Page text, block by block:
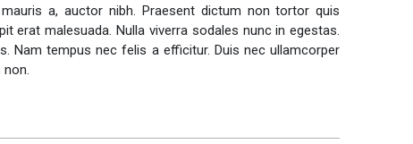
a, auctor nibh. Praesent dictum non tortor quis
erat malesuada. Nulla viverra sodales nunc in egestas.
Nam tempus nec felis a efficitur. Duis nec ullamcorper
non.